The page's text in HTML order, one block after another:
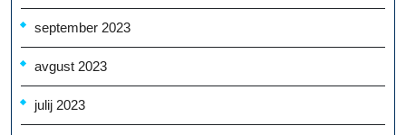
september 2023
avgust 2023
julij 2023